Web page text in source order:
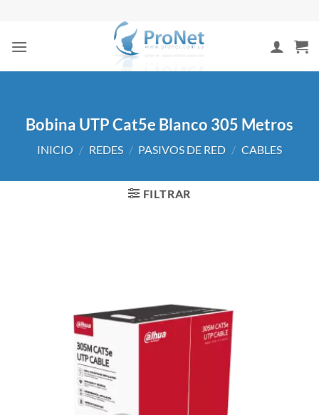
contenido
Bobina UTP Cat5e Blanco 305 Metros
INICIO / REDES / PASIVOS DE RED / CABLES
FILTRAR